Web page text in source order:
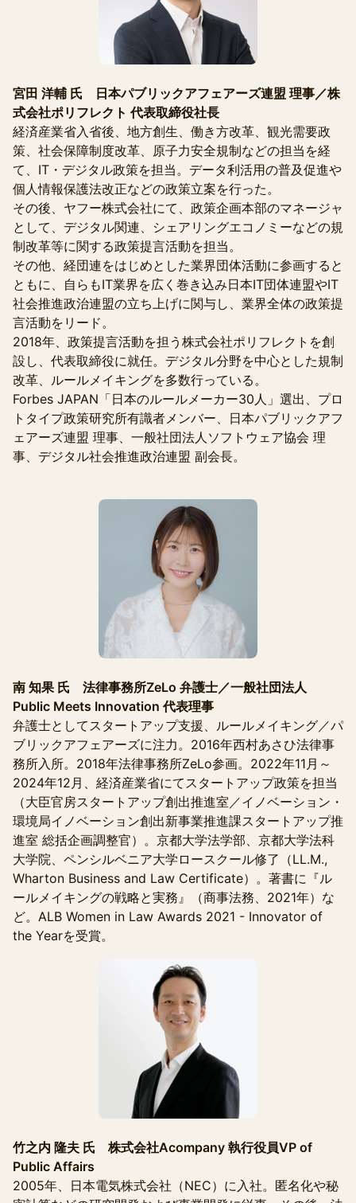
宮田 洋輔 氏 日本パブリックアフェアーズ連盟 理事／株
式会社ポリフレクト 代表取締役社長
経済産業省入省後、地方創生、働き方改革、観光需要政
策、社会保障制度改革、原子力安全規制などの担当を経
て、IT・デジタル政策を担当。データ利活用の普及促進や
個人情報保護法改正などの政策立案を行った。
その後、ヤフー株式会社にて、政策企画本部のマネージャ
として、デジタル関連、シェアリングエコノミーなどの規
制改革等に関する政策提言活動を担当。
その他、経団連をはじめとした業界団体活動に参画すると
ともに、自らもIT業界を広く巻き込み日本IT団体連盟やIT
社会推進政治連盟の立ち上げに関与し、業界全体の政策提
言活動をリード。
2018年、政策提言活動を担う株式会社ポリフレクトを創
設し、代表取締役に就任。デジタル分野を中心とした規制
改革、ルールメイキングを多数行っている。
Forbes JAPAN「日本のルールメーカー30人」選出、プロ
トタイプ政策研究所有識者メンバー、日本パブリックアフ
ェアーズ連盟 理事、一般社団法人ソフトウェア協会 理
事、デジタル社会推進政治連盟 副会長。
南 知果 氏 法律事務所ZeLo 弁護士／一般社団法人
Public Meets Innovation 代表理事
弁護士としてスタートアップ支援、ルールメイキング／パ
ブリックアフェアーズに注力。2016年西村あさひ法律事
務所入所。2018年法律事務所ZeLo参画。2022年11月～
2024年12月、経済産業省にてスタートアップ政策を担当
（大臣官房スタートアップ創出推進室／イノベーション・
環境局イノベーション創出新事業推進課スタートアップ推
進室 総括企画調整官）。京都大学法学部、京都大学法科
大学院、ペンシルベニア大学ロースクール修了（LL.M.,
Wharton Business and Law Certificate）。著書に『ル
ールメイキングの戦略と実務』（商事法務、2021年）な
ど。ALB Women in Law Awards 2021 - Innovator of
the Yearを受賞。
竹之内 隆夫 氏 株式会社Acompany 執行役員VP of
Public Affairs
2005年、日本電気株式会社（NEC）に入社。匿名化や秘